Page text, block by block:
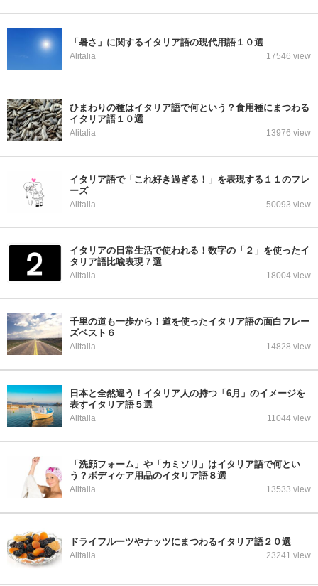
「暑さ」に関するイタリア語の現代用語１０選
Alitalia 17546 view
ひまわりの種はイタリア語で何という？食用種にまつわる
イタリア語１０選
Alitalia 13976 view
イタリア語で「これ好き過ぎる！」を表現する１１のフレ
ーズ
Alitalia 50093 view
イタリアの日常生活で使われる！数字の「２」を使ったイ
タリア語比喩表現７選
Alitalia 18004 view
千里の道も一歩から！道を使ったイタリア語の面白フレー
ズベスト６
Alitalia 14828 view
日本と全然違う！イタリア人の持つ「6月」のイメージを
表すイタリア語５選
Alitalia 11044 view
「洗顔フォーム」や「カミソリ」はイタリア語で何とい
う？ボディケア用品のイタリア語８選
Alitalia 13533 view
ドライフルーツやナッツにまつわるイタリア語２０選
Alitalia 23241 view